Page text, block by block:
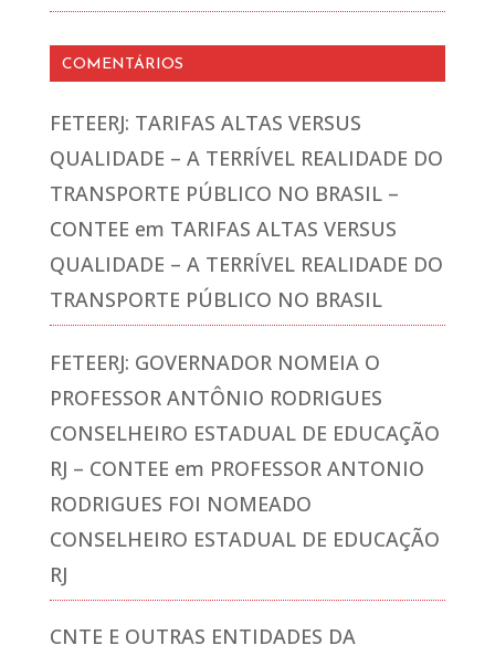
COMENTÁRIOS
FETEERJ: TARIFAS ALTAS VERSUS
QUALIDADE – A TERRÍVEL REALIDADE DO
TRANSPORTE PÚBLICO NO BRASIL –
CONTEE em TARIFAS ALTAS VERSUS
QUALIDADE – A TERRÍVEL REALIDADE DO
TRANSPORTE PÚBLICO NO BRASIL
FETEERJ: GOVERNADOR NOMEIA O
PROFESSOR ANTÔNIO RODRIGUES
CONSELHEIRO ESTADUAL DE EDUCAÇÃO
RJ – CONTEE em PROFESSOR ANTONIO
RODRIGUES FOI NOMEADO
CONSELHEIRO ESTADUAL DE EDUCAÇÃO
RJ
CNTE E OUTRAS ENTIDADES DA